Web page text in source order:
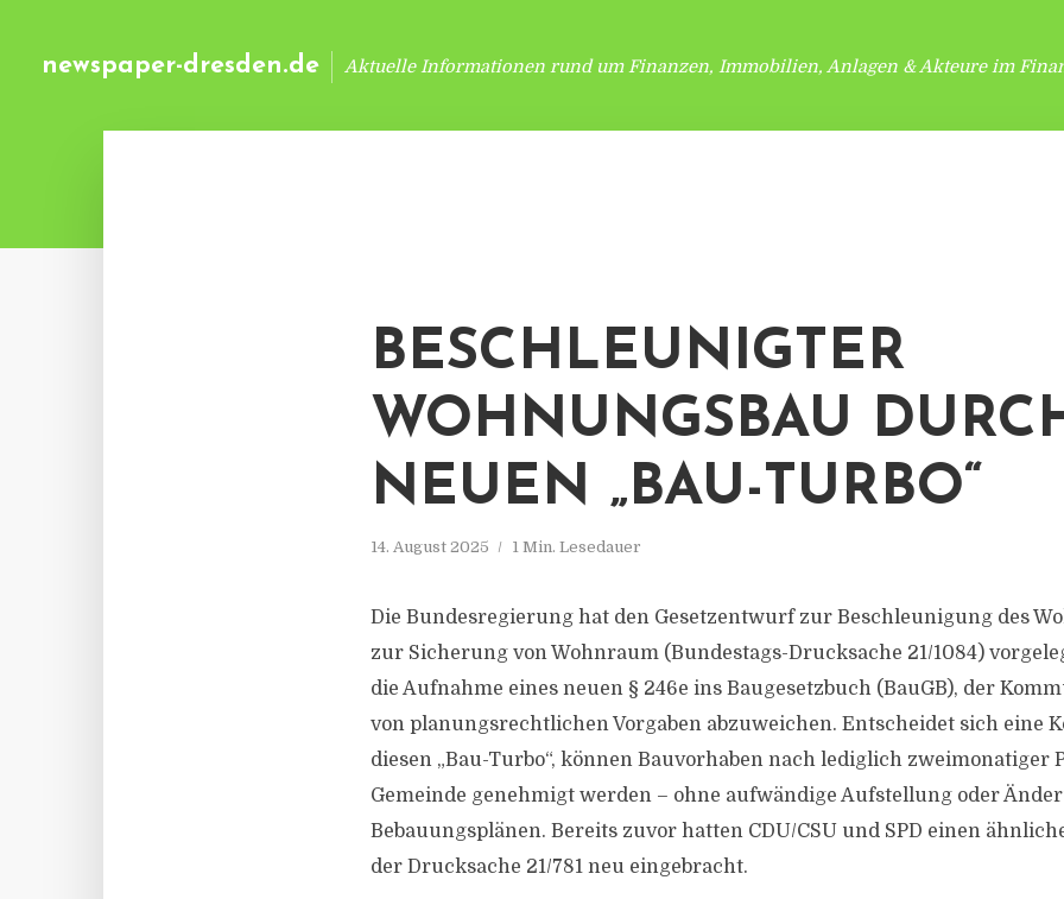
newspaper-dresden.de Aktuelle Informationen rund um Finanzen, Immobilien, Anlagen & Akteure im
BESCHLEUNIGTER
WOHNUNGSBAU
NEUEN „BAU-TURBO“
14. August 2025 1 Min. Lesedauer
Die Bundesregierung hat den Gesetzentwurf zur Beschleunigung des
zur Sicherung von Wohnraum (Bundestags-Drucksache 21/1084)
die Aufnahme eines neuen § 246e ins Baugesetzbuch (BauGB), der
von planungsrechtlichen Vorgaben abzuweichen. Entscheidet sich eine
diesen „Bau-Turbo“, können Bauvorhaben nach lediglich zweimonatiger
Gemeinde genehmigt werden – ohne aufwändige Aufstellung oder
Bebauungsplänen. Bereits zuvor hatten CDU/CSU und SPD einen
der Drucksache 21/781 neu eingebracht.